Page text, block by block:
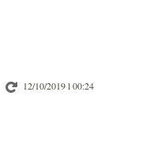
12/10/2019 l 00:24